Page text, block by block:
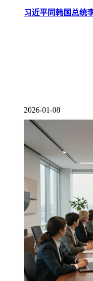
习近平同韩国总统
2026-01-08